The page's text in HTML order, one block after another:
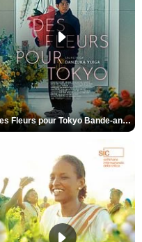
Des Fleurs pour Tokyo Bande-annonce VO STFR